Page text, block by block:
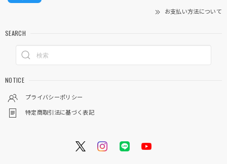
お支払い方法について
SEARCH
NOTICE
プライバシーポリシー
特定商取引法に基づく表記